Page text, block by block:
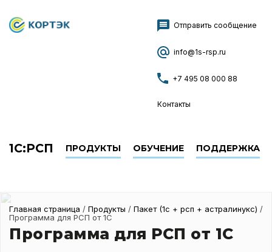
Отправить сообщение
info@1s-rsp.ru
+7 495 08 000 88
Контакты
1С:РСП ПРОДУКТЫ ОБУЧЕНИЕ ПОДДЕРЖКА
Главная страница / Продукты / Пакет (1с + рсп + астралинукс) /
Программа для РСП от 1С
Программа для РСП от 1С